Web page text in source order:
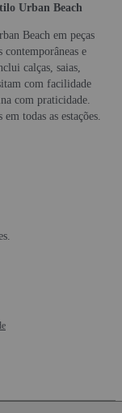
Urban Beach
Beach em peças
e
calças, saias,
com facilidade
com praticidade.
todas as estações.